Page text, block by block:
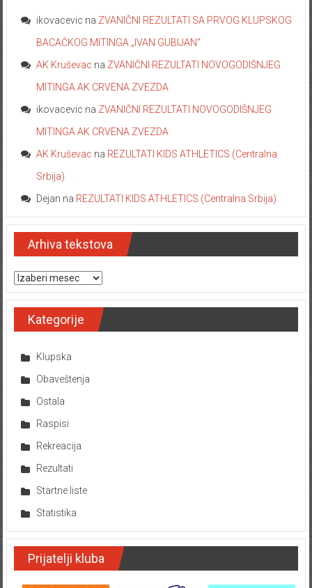
ikovacevic na ZVANIČNI REZULTATI SA PRVOG KLUPSKOG
BACAČKOG MITINGA „IVAN GUBIJAN“
AK Kruševac na ZVANIČNI REZULTATI NOVOGODIŠNJEG
MITINGA AK CRVENA ZVEZDA
ikovacevic na ZVANIČNI REZULTATI NOVOGODIŠNJEG
MITINGA AK CRVENA ZVEZDA
AK Kruševac na REZULTATI KIDS ATHLETICS (Centralna
Srbija)
Dejan na REZULTATI KIDS ATHLETICS (Centralna Srbija)
Arhiva tekstova
Arhiva tekstova
Kategorije
Klupska
Obaveštenja
Ostala
Raspisi
Rekreacija
Rezultati
Startne liste
Statistika
Prijatelji kluba